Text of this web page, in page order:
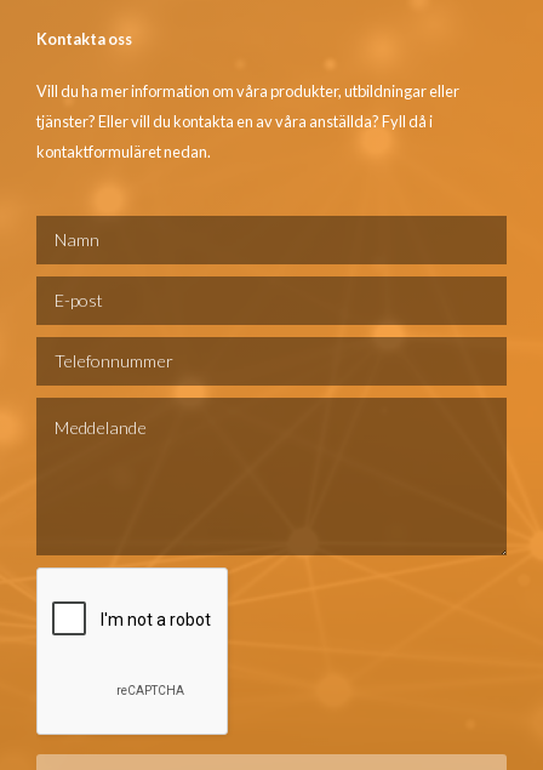
Kontakta oss
Vill du ha mer information om våra produkter, utbildningar eller
tjänster? Eller vill du kontakta en av våra anställda? Fyll då i
kontaktformuläret nedan.